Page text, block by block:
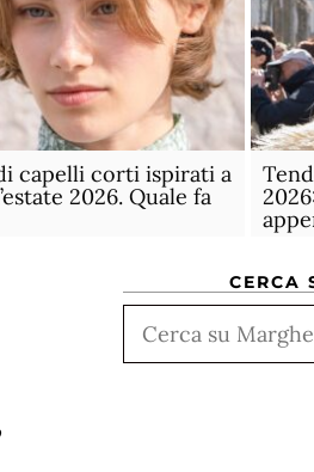
capelli corti ispirati a
2026. Quale fa
CERCA
Cerca